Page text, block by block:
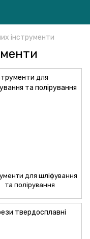
інструменти
для шліфування
та полірування